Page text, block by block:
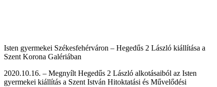
Isten gyermekei Székesfehérváron – Hegedűs 2 László kiállítása a
Szent Korona Galériában
2020.10.16. – Megnyílt Hegedűs 2 László alkotásaiból az Isten
gyermekei kiállítás a Szent István Hitoktatási és Művelődési